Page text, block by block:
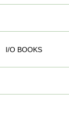
I/O BOOKS